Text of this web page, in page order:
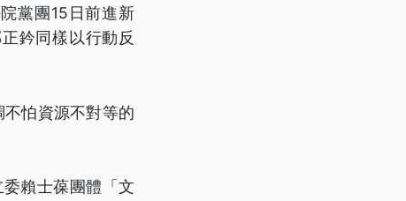
黨團15日前進新
鈐同樣以行動反
怕資源不對等的
賴士葆團體「文